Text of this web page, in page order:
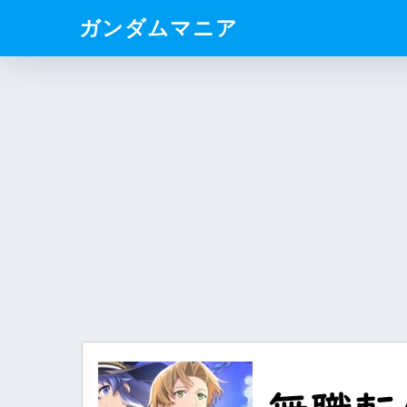
ガンダムマニア